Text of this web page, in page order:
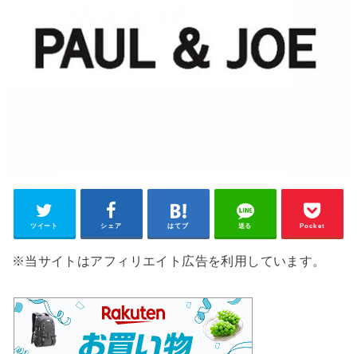
ツイート シェア はてブ 送る Pocket
※当サイトはアフィリエイト広告を利用しています。